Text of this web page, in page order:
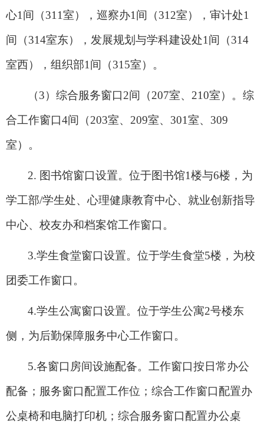
心1间（311室），巡察办1间（312室），审计处1
间（314室东），发展规划与学科建设处1间（314
室西），组织部1间（315室）。
（3）综合服务窗口2间（207室、210室）。综
合工作窗口4间（203室、209室、301室、309
室）。
2. 图书馆窗口设置。位于图书馆1楼与6楼，为
学工部/学生处、心理健康教育中心、就业创新指导
中心、校友办和档案馆工作窗口。
3.学生食堂窗口设置。位于学生食堂5楼，为校
团委工作窗口。
4.学生公寓窗口设置。位于学生公寓2号楼东
侧，为后勤保障服务中心工作窗口。
5.各窗口房间设施配备。工作窗口按日常办公
配备；服务窗口配置工作位；综合工作窗口配置办
公桌椅和电脑打印机；综合服务窗口配置办公桌